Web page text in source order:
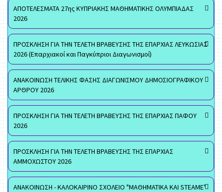
ΑΠΟΤΕΛΕΣΜΑΤΑ 27ης ΚΥΠΡΙΑΚΗΣ ΜΑΘΗΜΑΤΙΚΗΣ ΟΛΥΜΠΙΑΔΑΣ
2026
ΠΡΟΣΚΛΗΣΗ ΓΙΑ ΤΗΝ ΤΕΛΕΤΗ ΒΡΑΒΕΥΣΗΣ ΤΗΣ ΕΠΑΡΧΙΑΣ ΛΕΥΚΩΣΙΑΣ
2026 (Επαρχιακοί και Παγκύπριοι Διαγωνισμοί)
ΑΝΑΚΟΙΝΩΣΗ ΤΕΛΙΚΗΣ ΦΑΣΗΣ ΔΙΑΓΩΝΙΣΜΟΥ ΔΗΜΟΣΙΟΓΡΑΦΙΚΟΥ
ΑΡΘΡΟΥ 2026
ΠΡΟΣΚΛΗΣΗ ΓΙΑ ΤΗΝ ΤΕΛΕΤΗ ΒΡΑΒΕΥΣΗΣ ΤΗΣ ΕΠΑΡΧΙΑΣ ΠΑΦΟΥ
2026
ΠΡΟΣΚΛΗΣΗ ΓΙΑ ΤΗΝ ΤΕΛΕΤΗ ΒΡΑΒΕΥΣΗΣ ΤΗΣ ΕΠΑΡΧΙΑΣ
ΑΜΜΟΧΩΣΤΟΥ 2026
ΑΝΑΚΟΙΝΩΣΗ - ΚΑΛΟΚΑΙΡΙΝΟ ΣΧΟΛΕΙΟ "ΜΑΘΗΜΑΤΙΚΑ ΚΑΙ STEAME"